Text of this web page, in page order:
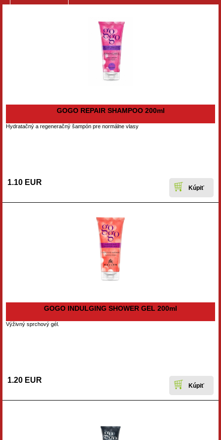
GOGO REPAIR SHAMPOO 200ml
Hydratačný a regeneračný šampón pre normálne vlasy
1.10 EUR
GOGO INDULGING SHOWER GEL 200ml
Výživný sprchový gél.
1.20 EUR